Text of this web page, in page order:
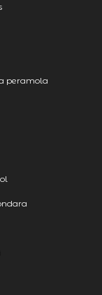
peramola